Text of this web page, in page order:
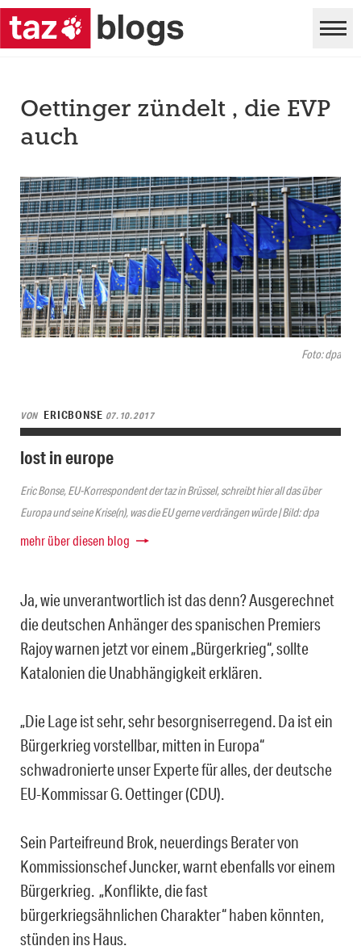
Foto: dpa
Oettinger zündelt , die EVP
auch
VON ERICBONSE 07.10.2017
lost in europe
Eric Bonse, EU-Korrespondent der taz in Brüssel, schreibt hier all das über
Europa und seine Krise(n), was die EU gerne verdrängen würde | Bild: dpa
mehr über diesen blog
Ja, wie unverantwortlich ist das denn? Ausgerechnet
die deutschen Anhänger des spanischen Premiers
Rajoy warnen jetzt vor einem „Bürgerkrieg“, sollte
Katalonien die Unabhängigkeit erklären.
„Die Lage ist sehr, sehr besorgniserregend. Da ist ein
Bürgerkrieg vorstellbar, mitten in Europa“
schwadronierte unser Experte für alles, der deutsche
EU-Kommissar G. Oettinger (CDU).
Sein Parteifreund Brok, neuerdings Berater von
Kommissionschef Juncker, warnt ebenfalls vor einem
Bürgerkrieg. „Konflikte, die fast
bürgerkriegsähnlichen Charakter“ haben könnten,
stünden ins Haus.